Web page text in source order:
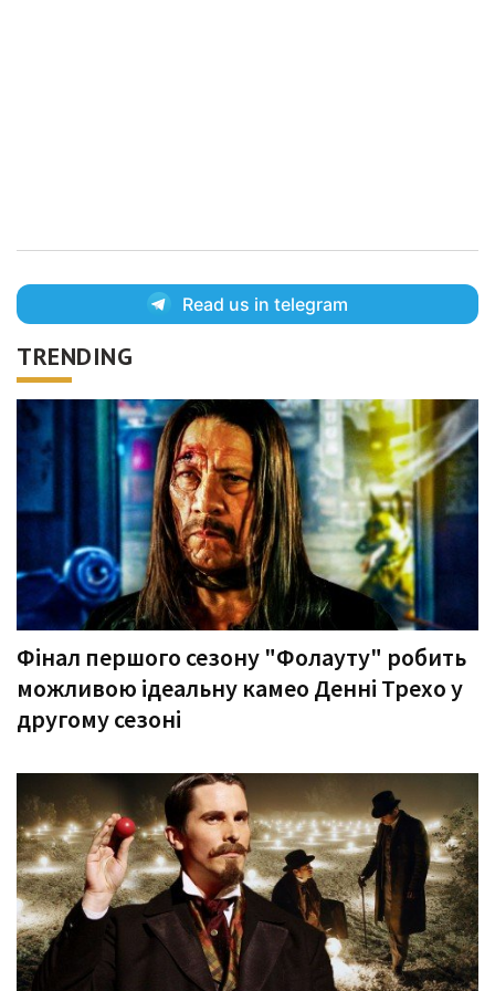
Read us in telegram
TRENDING
Фінал першого сезону "Фолауту" робить
можливою ідеальну камео Денні Трехо у
другому сезоні